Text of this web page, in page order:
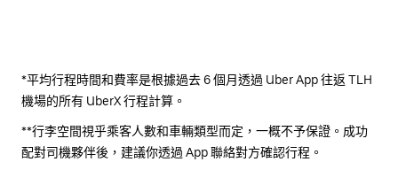
*平均行程時間和費率是根據過去 6 個月透過 Uber App 往返 TLH
機場的所有 UberX 行程計算。
**行李空間視乎乘客人數和車輛類型而定，一概不予保證。成功
配對司機夥伴後，建議你透過 App 聯絡對方確認行程。